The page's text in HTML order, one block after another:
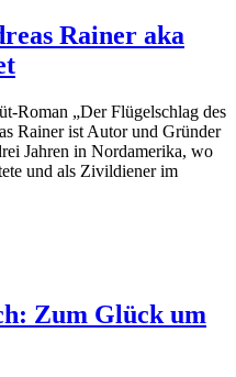
Rainer aka
Roman „Der Flügelschlag des
Rainer ist Autor und Gründer
Jahren in Nordamerika, wo
und als Zivildiener im
Zum Glück um